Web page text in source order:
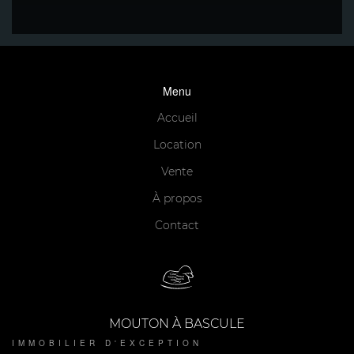
Menu
Accueil
Location
Vente
À propos
Contact
MOUTON À BASCULE
IMMOBILIER D'EXCEPTION